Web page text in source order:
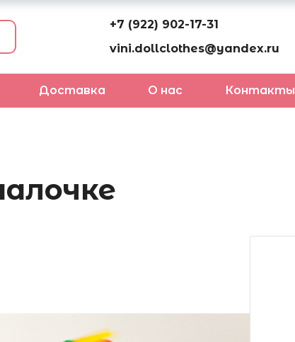
+7 (922) 902-17-31
vini.dollclothes@yandex.ru
Доставка О нас Контакты